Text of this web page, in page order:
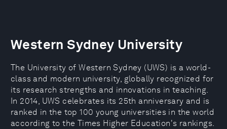
Western Sydney University
The University of Western Sydney (UWS) is a world-
class and modern university, globally recognized for
its research strengths and innovations in teaching.
In 2014, UWS celebrates its 25th anniversary and is
ranked in the top 100 young universities in the world
according to the Times Higher Education's rankings.